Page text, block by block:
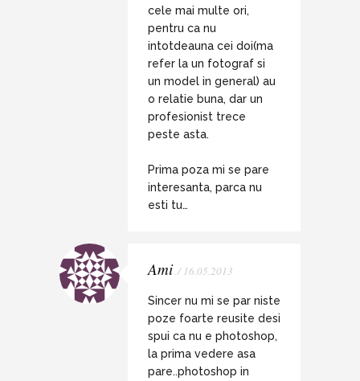
cele mai multe ori,
pentru ca nu
intotdeauna cei doi(ma
refer la un fotograf si
un model in general) au
o relatie buna, dar un
profesionist trece
peste asta.
Prima poza mi se pare
interesanta, parca nu
esti tu…
Ami / 16.05.2013
Sincer nu mi se par niste
poze foarte reusite desi
spui ca nu e photoshop,
la prima vedere asa
pare..photoshop in